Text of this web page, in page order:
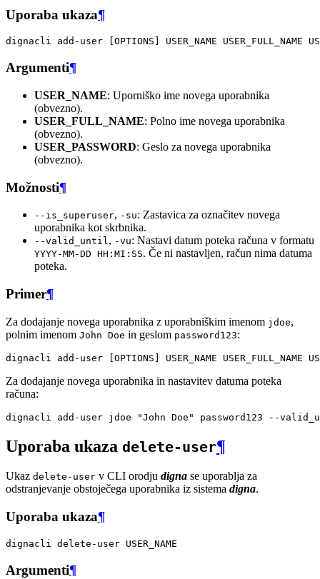
Uporaba ukaza¶
dignacli add-user OPTIONS USER_NAME USER_FULL_NAME
Argumenti¶
USER_NAME: Uporniško ime novega uporabnika
(obvezno).
USER_FULL_NAME: Polno ime novega uporabnika
(obvezno).
USER_PASSWORD: Geslo za novega uporabnika
(obvezno).
Možnosti¶
--is_superuser, -su: Zastavica za označitev novega
uporabnika kot skrbnika.
--valid_until, -vu: Nastavi datum poteka računa v formatu
YYYY-MM-DD HH:MI:SS. Če ni nastavljen, račun nima datuma
poteka.
Primer¶
Za dodajanje novega uporabnika z uporabniškim imenom jdoe,
polnim imenom John Doe in geslom password123:
dignacli add-user [OPTIONS ] USER_NAME USER_FULL_NAME
Za dodajanje novega uporabnika in nastavitev datuma poteka
računa:
dignacli add-user jdoe "John Doe" password123 --
Uporaba ukaza delete-user¶
Ukaz delete-user v CLI orodju digna se uporablja za
odstranjevanje obstoječega uporabnika iz sistema digna.
Uporaba ukaza¶
dignacli delete-user
Argumenti¶